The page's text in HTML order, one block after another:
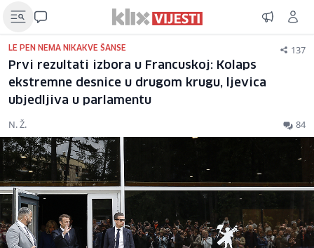
LE PEN NEMA NIKAKVE ŠANSE 137
Prvi rezultati izbora u Francuskoj: Kolaps
ekstremne desnice u drugom krugu, ljevica
ubjedljiva u parlamentu
N. Ž. 84